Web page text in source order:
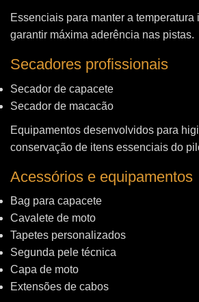
Essenciais para manter a
garantir máxima aderência nas pistas.
Secadores profissionais
Secador de capacete
Secador de macacão
Equipamentos desenvolvidos para
conservação de itens essenciais do
Acessórios e equipamentos
Bag para capacete
Cavalete de moto
Tapetes personalizados
Segunda pele técnica
Capa de moto
Extensões de cabos